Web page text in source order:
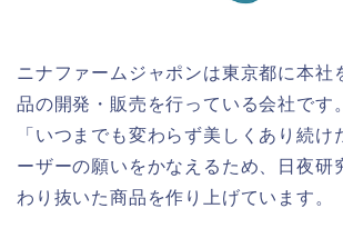
ニナファームジャポンは東京都に本社
品の開発・販売を行っている会社です。
「いつまでも変わらず美しくあり続け
ーザーの願いをかなえるため、日夜研
わり抜いた商品を作り上げています。